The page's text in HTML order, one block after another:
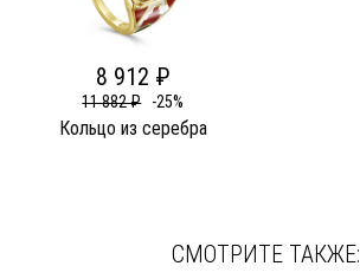
8 912 ₽
11 882 ₽ -25%
Кольцо из серебра
СМОТРИТЕ ТАКЖЕ: